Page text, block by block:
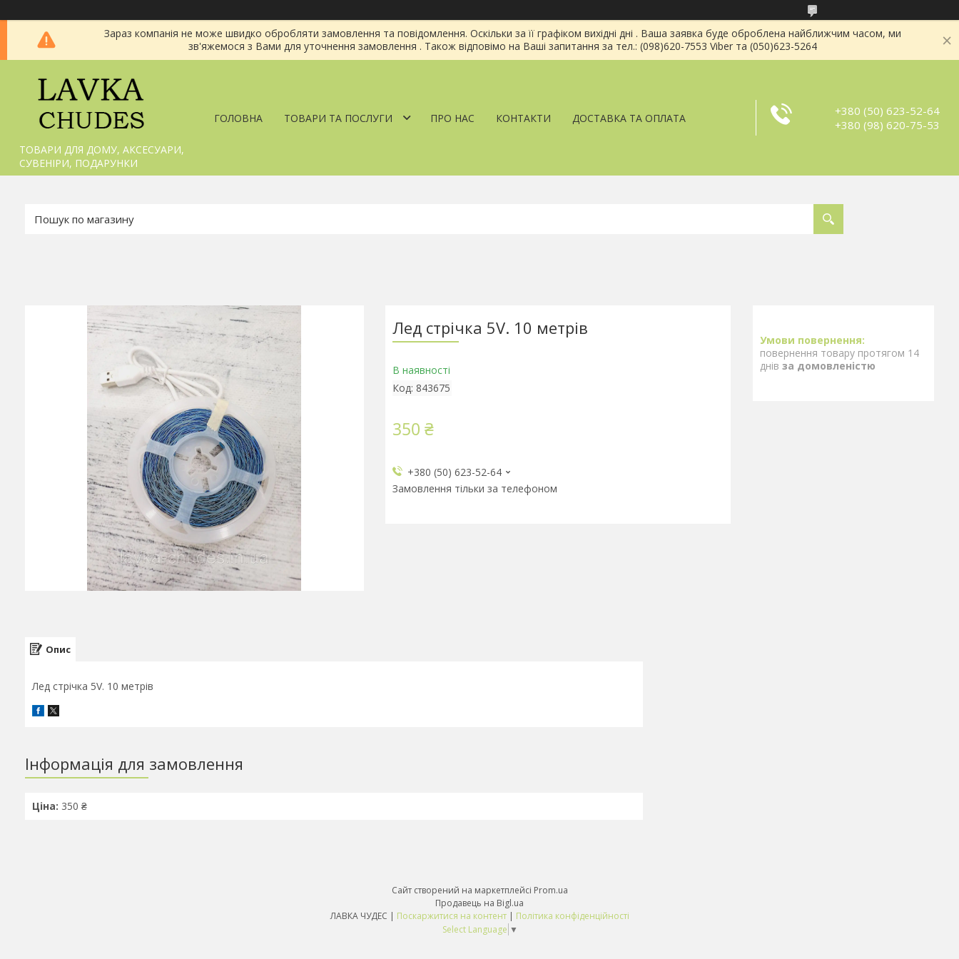
Зараз компанія не може швидко обробляти замовлення та повідомлення. Оскільки за її графіком вихідні дні . Ваша заявка буде оброблена найближчим часом, ми
зв'яжемося з Вами для уточнення замовлення . Також відповімо на Ваші запитання за тел.: (098)620-7553 Viber та (050)623-5264
ТОВАРИ ДЛЯ ДОМУ, АКСЕСУАРИ,
СУВЕНІРИ, ПОДАРУНКИ
ГОЛОВНА ТОВАРИ ТА ПОСЛУГИ ПРО НАС КОНТАКТИ ДОСТАВКА ТА ОПЛАТА
+380 (50) 623-52-64
+380 (98) 620-75-53
Лед стрічка 5V. 10 метрів
В наявності
Код: 843675
350 ₴
+380 (50) 623-52-64
Замовлення тільки за телефоном
повернення товару протягом 14
днів за домовленістю
Опис
Лед стрічка 5V. 10 метрів
Інформація для замовлення
Ціна: 350 ₴
Сайт створений на маркетплейсі Prom.ua
Продавець на Bigl.ua
ЛАВКА ЧУДЕС | Поскаржитися на контент | Політика конфіденційності
Select Language ▼